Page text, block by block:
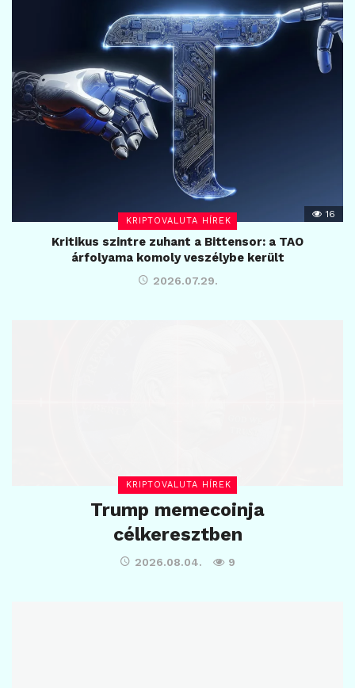
KRIPTOVALUTA HÍREK
16
Kritikus szintre zuhant a Bittensor: a TAO
árfolyama komoly veszélybe került
2026.07.29.
KRIPTOVALUTA HÍREK
Trump memecoinja
célkeresztben
2026.08.04. 9